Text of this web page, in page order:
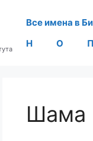
Все имена в
Н
О П
Шама